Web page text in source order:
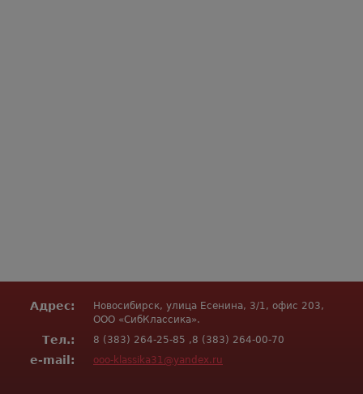
Адрес:
Новосибирск, улица Есенина, 3/1, офис 203,
ООО «СибКлассика».
Тел.: 8 (383) 264-25-85 ,8 (383) 264-00-70
e-mail: ooo-klassika31@yandex.ru